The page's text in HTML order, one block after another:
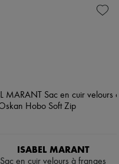
ISABEL MARANT
Sac en cuir velours à franges